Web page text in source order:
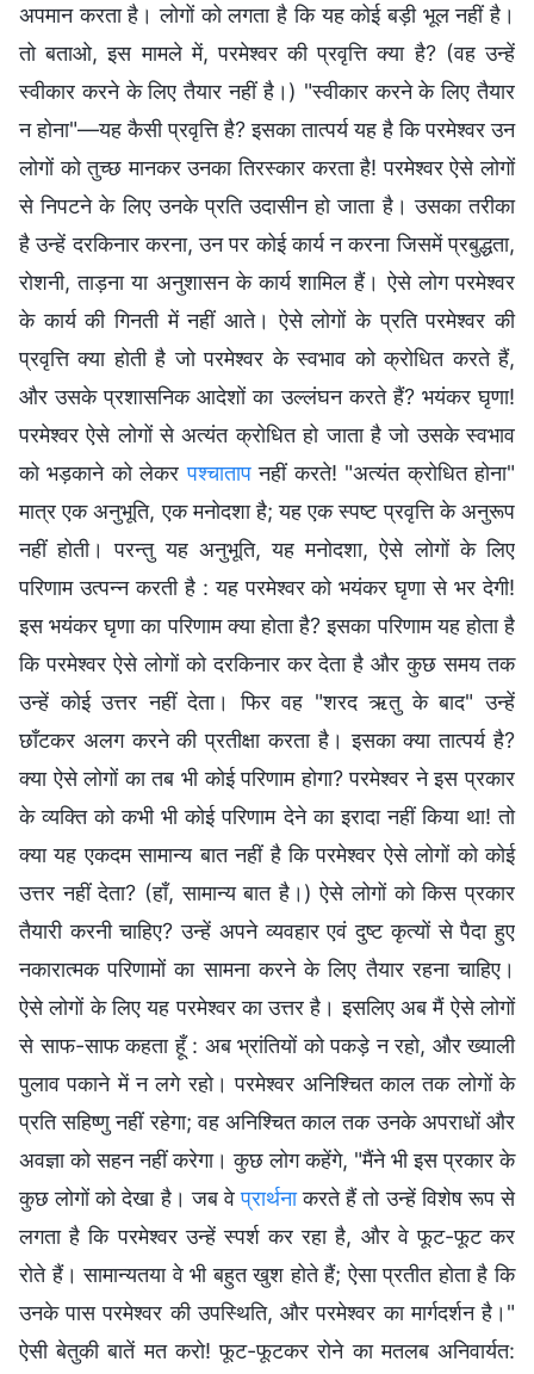
अपमान करता है। लोगों को लगता है कि यह कोई बड़ी भूल नहीं है।
तो बताओ, इस मामले में, परमेश्वर की प्रवृत्ति क्या है? (वह उन्हें
स्वीकार करने के लिए तैयार नहीं है।) "स्वीकार करने के लिए तैयार
न होना"—यह कैसी प्रवृत्ति है? इसका तात्पर्य यह है कि परमेश्वर उन
लोगों को तुच्छ मानकर उनका तिरस्कार करता है! परमेश्वर ऐसे लोगों
से निपटने के लिए उनके प्रति उदासीन हो जाता है। उसका तरीका
है उन्हें दरकिनार करना, उन पर कोई कार्य न करना जिसमें प्रबुद्धता,
रोशनी, ताड़ना या अनुशासन के कार्य शामिल हैं। ऐसे लोग परमेश्वर
के कार्य की गिनती में नहीं आते। ऐसे लोगों के प्रति परमेश्वर की
प्रवृत्ति क्या होती है जो परमेश्वर के स्वभाव को क्रोधित करते हैं,
और उसके प्रशासनिक आदेशों का उल्लंघन करते हैं? भयंकर घृणा!
परमेश्वर ऐसे लोगों से अत्यंत क्रोधित हो जाता है जो उसके स्वभाव
को भड़काने को लेकरपश्चातापनहीं करते! "अत्यंत क्रोधित होना"
मात्र एक अनुभूति, एक मनोदशा है; यह एक स्पष्ट प्रवृत्ति के अनुरूप
नहीं होती। परन्तु यह अनुभूति, यह मनोदशा, ऐसे लोगों के लिए
परिणाम उत्पन्न करती है : यह परमेश्वर को भयंकर घृणा से भर देगी!
इस भयंकर घृणा का परिणाम क्या होता है? इसका परिणाम यह होता है
कि परमेश्वर ऐसे लोगों को दरकिनार कर देता है और कुछ समय तक
उन्हें कोई उत्तर नहीं देता। फिर वह "शरद ऋतु के बाद" उन्हें
छाँटकर अलग करने की प्रतीक्षा करता है। इसका क्या तात्पर्य है?
क्या ऐसे लोगों का तब भी कोई परिणाम होगा? परमेश्वर ने इस प्रकार
के व्यक्ति को कभी भी कोई परिणाम देने का इरादा नहीं किया था! तो
क्या यह एकदम सामान्य बात नहीं है कि परमेश्वर ऐसे लोगों को कोई
उत्तर नहीं देता? (हाँ, सामान्य बात है।) ऐसे लोगों को किस प्रकार
तैयारी करनी चाहिए? उन्हें अपने व्यवहार एवं दुष्ट कृत्यों से पैदा हुए
नकारात्मक परिणामों का सामना करने के लिए तैयार रहना चाहिए।
ऐसे लोगों के लिए यह परमेश्वर का उत्तर है। इसलिए अब मैं ऐसे लोगों
से साफ-साफ कहता हूँ : अब भ्रांतियों को पकड़े न रहो, और ख्याली
पुलाव पकाने में न लगे रहो। परमेश्वर अनिश्चित काल तक लोगों के
प्रति सहिष्णु नहीं रहेगा; वह अनिश्चित काल तक उनके अपराधों और
अवज्ञा को सहन नहीं करेगा। कुछ लोग कहेंगे, "मैंने भी इस प्रकार के
कुछ लोगों को देखा है। जब वेप्रार्थनाकरते हैं तो उन्हें विशेष रूप से
लगता है कि परमेश्वर उन्हें स्पर्श कर रहा है, और वे फूट-फूट कर
रोते हैं। सामान्यतया वे भी बहुत खुश होते हैं; ऐसा प्रतीत होता है कि
उनके पास परमेश्वर की उपस्थिति, और परमेश्वर का मार्गदर्शन है।"
ऐसी बेतुकी बातें मत करो! फूट-फूटकर रोने का मतलब अनिवार्यत: